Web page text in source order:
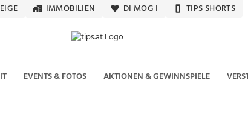
IMMOBILIEN DI MOG I TIPS SHORTS
EVENTS & FOTOS AKTIONEN & GEWINNSPIELE